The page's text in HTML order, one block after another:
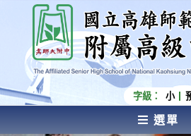
內
容
國立高雄師範大學附屬高級中學
High School of National
University
字級： 小
選單